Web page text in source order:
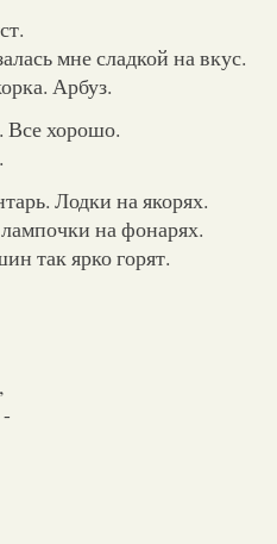
мне сладкой на вкус.
Арбуз.
хорошо.
Лодки на якорях.
на фонарях.
так ярко горят.